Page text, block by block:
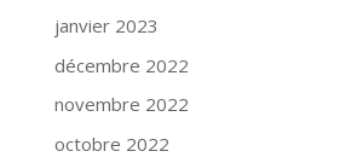
janvier 2023
décembre 2022
novembre 2022
octobre 2022